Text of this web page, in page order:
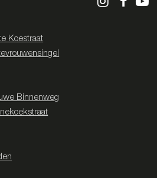
Koestraat
Binnenweg